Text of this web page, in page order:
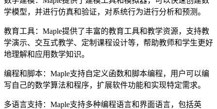
学模型，并进行仿真和验证，对系统行为进行分析和预测。
教育工具：Maple提供了丰富的教育工具和教学资源，支持教
学演示、交互式教学、定制课程设计等，帮助教师和学生更好
地理解和应用数学知识。
编程和脚本：Maple支持自定义函数和脚本编程，用户可以编
写自己的数学算法和程序，扩展软件功能和实现特定需求。
多语言支持：Maple支持多种编程语言和界面语言，包括英